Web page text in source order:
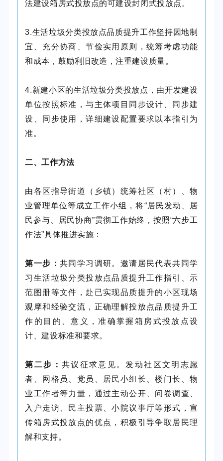
法建设箱房式投放点的可建设封闭式投放点。
3.生活垃圾分类投放点品质提升工作坚持因地制
宜、充分协商、节俭实用原则，统筹考虑功能
和成本，鼓励利旧改造，注重建设质量。
4.新建小区的生活垃圾分类投放点，由开发建设
单位按照标准，与主体项目同步设计、同步建
设、同步使用，详细建设配置要求以本指引为
准。
二、工作方法
由各区指导街道（乡镇）统筹社区（村）、物
业管理单位等成立工作小组，将“居民发动、居
民参与、居民协商”贯彻工作始终，按照“六步工
作法”具体推进实施：
第一步：共同学习调研。邀请居民代表共同学
习生活垃圾分类投放点品质提升工作指引、示
范图册等文件，赴已实现品质提升的小区现场
观摩和经验交流，正确理解投放点品质提升工
作的目的、意义，准确掌握箱房式投放点设
计、建设标准和要求。
第二步： 共议征求意见。发动社区文明志愿
者、网格员、党员、居民小组长、楼门长、物
业工作者等力量，通过主动公开、问卷调查、
入户走访、民主投票、小院议事厅等形式，宣
传箱房式投放点的优点，积极引导争取居民理
解和支持。